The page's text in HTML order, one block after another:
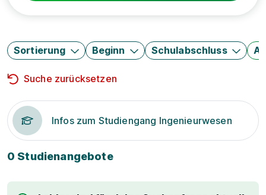
Sortierung Beginn Schulabschluss
Suche zurücksetzen
Infos zum Studiengang Ingenieurwesen
0 Studienangebote